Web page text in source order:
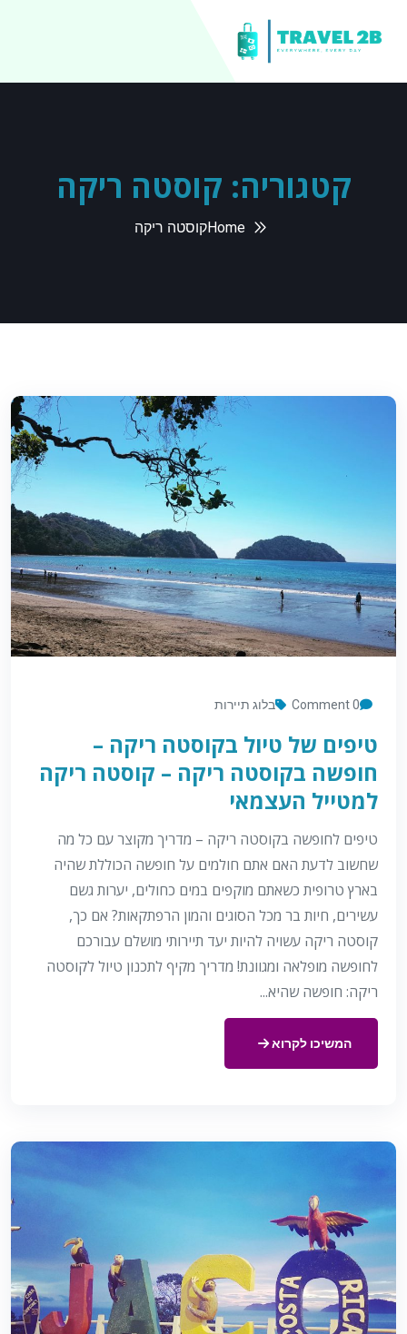
קטגוריה: קוסטה ריקה
Homeקוסטה ריקה
0 Comment בלוג תיירות
טיפים של טיול בקוסטה ריקה –
חופשה בקוסטה ריקה – קוסטה ריקה
למטייל העצמאי
טיפים לחופשה בקוסטה ריקה – מדריך מקוצר עם כל מה
שחשוב לדעת האם אתם חולמים על חופשה הכוללת שהיה
בארץ טרופית כשאתם מוקפים במים כחולים, יערות גשם
עשירים, חיות בר מכל הסוגים והמון הרפתקאות? אם כך,
קוסטה ריקה עשויה להיות יעד תיירותי מושלם עבורכם
לחופשה מופלאה ומגוונת! מדריך מקיף לתכנון טיול לקוסטה
ריקה: חופשה שהיא...
המשיכו לקרוא